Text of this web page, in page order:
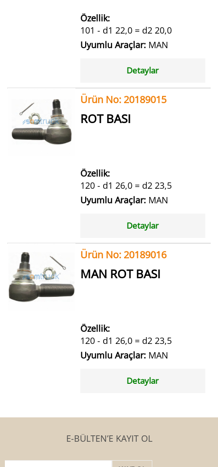
Özellik:
101 - d1 22,0 = d2 20,0
Uyumlu Araçlar: MAN
Detaylar
Ürün No: 20189015
ROT BASI
Özellik:
120 - d1 26,0 = d2 23,5
Uyumlu Araçlar: MAN
Detaylar
Ürün No: 20189016
MAN ROT BASI
Özellik:
120 - d1 26,0 = d2 23,5
Uyumlu Araçlar: MAN
Detaylar
E-BÜLTEN’E KAYIT OL